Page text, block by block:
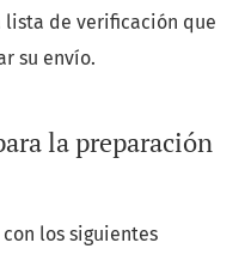
lista de verificación que
su envío.
la preparación
los siguientes